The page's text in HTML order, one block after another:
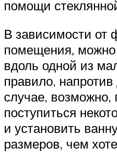
помощи
В зависимости от
помещения, можно
вдоль одной из
правило,
случае, возможно,
поступиться
и установить
размеров, чем